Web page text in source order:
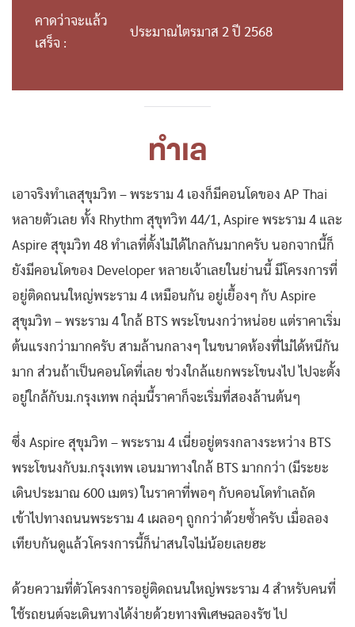
คาดว่าจะแล้ว
เสร็จ :
ประมาณไตรมาส 2 ปี 2568
ทำเล
เอาจริงทำเลสุขุมวิท – พระราม 4 เองก็มีคอนโดของ AP Thai
หลายตัวเลย ทั้ง Rhythm สุขุทวิท 44/1, Aspire พระราม 4 และ
Aspire สุขุมวิท 48 ทำเลที่ตั้งไม่ได้ไกลกันมากครับ นอกจากนี้ก็
ยังมีคอนโดของ Developer หลายเจ้าเลยในย่านนี้ มีโครงการที่
อยู่ติดถนนใหญ่พระราม 4 เหมือนกัน อยู่เยื้องๆ กับ Aspire
สุขุมวิท – พระราม 4 ใกล้ BTS พระโขนงกว่าหน่อย แต่ราคาเริ่ม
ต้นแรงกว่ามากครับ สามล้านกลางๆ ในขนาดห้องที่ไม่ได้หนีกัน
มาก ส่วนถ้าเป็นคอนโดที่เลย ช่วงใกล้แยกพระโขนงไป ไปจะตั้ง
อยู่ใกล้กับม.กรุงเทพ กลุ่มนี้ราคาก็จะเริ่มที่สองล้านต้นๆ
ซึ่ง Aspire สุขุมวิท – พระราม 4 เนี่ยอยู่ตรงกลางระหว่าง BTS
พระโขนงกับม.กรุงเทพ เอนมาทางใกล้ BTS มากกว่า (มีระยะ
เดินประมาณ 600 เมตร) ในราคาที่พอๆ กับคอนโดทำเลถัด
เข้าไปทางถนนพระราม 4 เผลอๆ ถูกกว่าด้วยซ้ำครับ เมื่อลอง
เทียบกันดูแล้วโครงการนี้ก็น่าสนใจไม่น้อยเลยฮะ
ด้วยความที่ตัวโครงการอยู่ติดถนนใหญ่พระราม 4 สำหรับคนที่
ใช้รถยนต์จะเดินทางได้ง่ายด้วยทางพิเศษฉลองรัช ไป